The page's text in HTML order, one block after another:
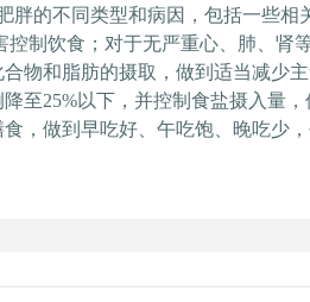
胖的不同类型和病因，包括一些相
控制饮食；对于无严重心、肺、肾
物和脂肪的摄取，做到适当减少
至25%以下，并控制食盐摄入量
，做到早吃好、午吃饱、晚吃少